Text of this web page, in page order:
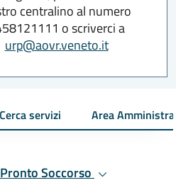
centralino al numero
o scriverci a
urp@aovr.veneto.it
Cerca servizi Area Amministrativa
Soccorso